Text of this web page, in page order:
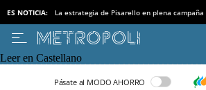
ES NOTICIA: La estrategia de Pisarello en plena campaña
Leer en Castellano
Pásate al MODO AHORRO